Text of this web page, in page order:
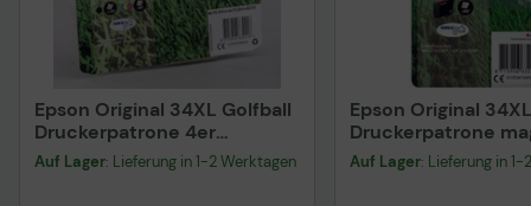
Epson Original 34XL Golfball
Druckerpatrone 4er
Multipack schwarz cyan
magenta gelb
Auf Lager: Lieferung in 1-2 Werktagen
Epson Original
Druckerpatrone
950 Seiten 10,8ml
(C13T34734010)
Auf Lager: Lieferung in